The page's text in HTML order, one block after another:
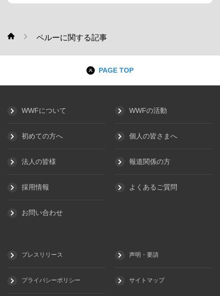
WWF ペルーに関する記事
PAGE TOP
WWFについて WWFの活動
初めての方へ 個人の皆さまへ
法人の皆様 報道関係の方
採用情報 よくあるご質問
お問い合わせ
プレスリリース 声明・要請
プライバシーポリシー サイトマップ